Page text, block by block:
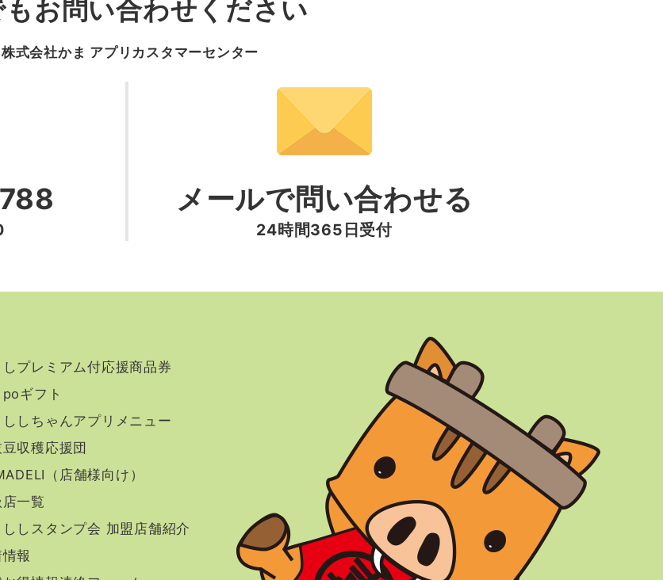
お問い合わせください
株式会社かま アプリカスタマーセンター
メールで問い合わせる
24時間365日受付
しプレミアム付応援商品券
ギフト
ししちゃんアプリメニュー
収穫応援団
（店舗様向け）
一覧
ししスタンプ会 加盟店舗紹介
報